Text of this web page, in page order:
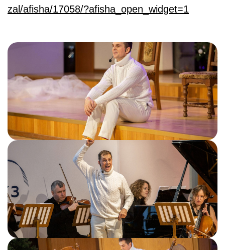
zal/afisha/17058/?afisha_open_widget=1